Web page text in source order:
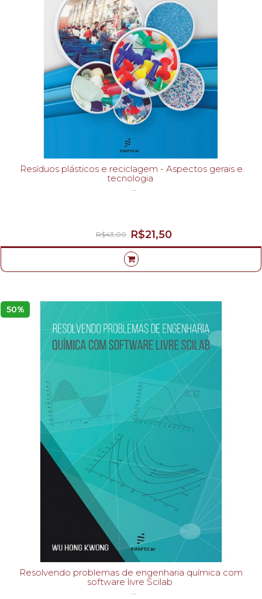
Resíduos plásticos e reciclagem - Aspectos gerais e
tecnologia
R$21,50
R$43,00
50%
Resolvendo problemas de engenharia química com
software livre Scilab